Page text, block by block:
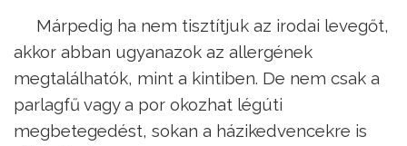
Márpedig ha nem tisztítjuk az irodai levegőt,
akkor abban ugyanazok az allergének
megtalálhatók, mint a kintiben. De nem csak a
parlagfű vagy a por okozhat légúti
megbetegedést, sokan a házikedvencekre is